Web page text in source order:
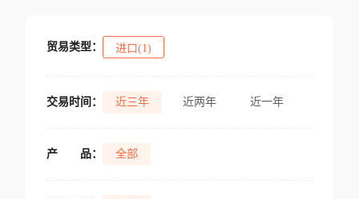
贸易类型： 进口(1)
交易时间： 近三年 近两年 近一年
产 品： 全部